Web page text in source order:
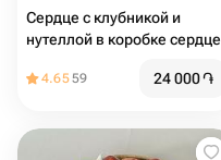
Сердце с клубникой и
нутеллой в коробке сердце
4.6559 24 000֏